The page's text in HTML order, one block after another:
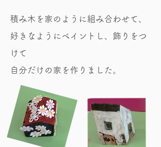
積み木を家のように組み合わせて、
好きなようにペイントし、飾りをつ
けて
自分だけの家を作りました。